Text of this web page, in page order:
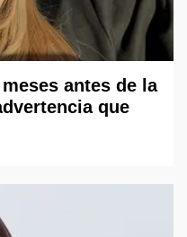
antes de la
que